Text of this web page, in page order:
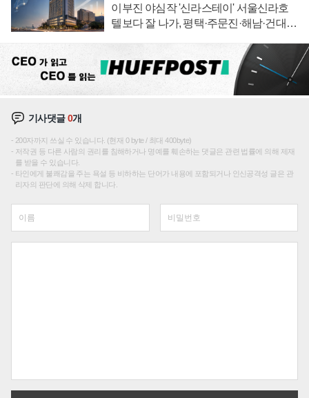
이부진 야심작 '신라스테이' 서울신라호
텔보다 잘 나가, 평택·주문진·해남·건대로
기사댓글0개
200자까지 쓰실 수 있습니다. (현재 0 byte / 최대 400byte)
저작권 등 다른 사람의 권리를 침해하거나 명예를 훼손하는 댓글은 관련 법률에 의해 제재
를 받을 수 있습니다.
타인에게 불쾌감을 주는 욕설 등 비하하는 단어가 내용에 포함되거나 인신공격성 글은 관
리자의 판단에 의해 삭제 합니다.